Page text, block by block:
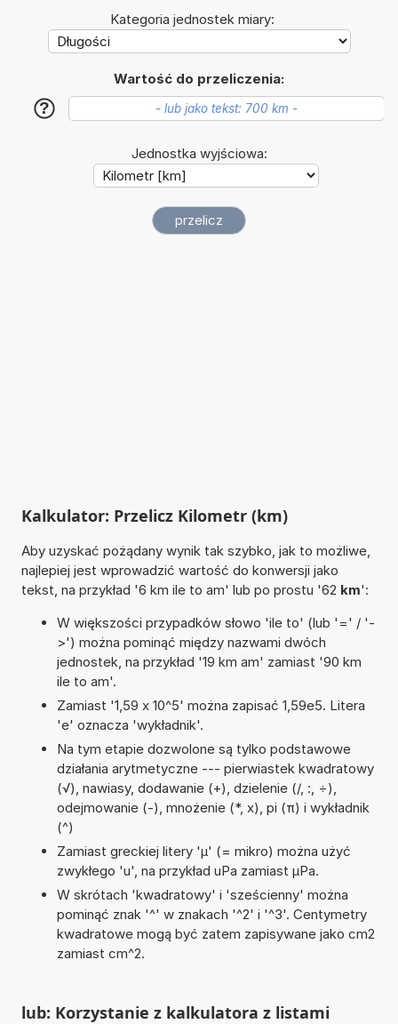
Kategoria jednostek miary:
Wartość do przeliczenia:
?
Jednostka wyjściowa:
Kalkulator: Przelicz Kilometr (km)
Aby uzyskać pożądany wynik tak szybko, jak to możliwe,
najlepiej jest wprowadzić wartość do konwersji jako
tekst, na przykład '6 km ile to am' lub po prostu '62 km':
W większości przypadków słowo 'ile to' (lub '=' / '-
>') można pominąć między nazwami dwóch
jednostek, na przykład '19 km am' zamiast '90 km
ile to am'.
Zamiast '1,59 x 10^5' można zapisać 1,59e5. Litera
'e' oznacza 'wykładnik'.
Na tym etapie dozwolone są tylko podstawowe
działania arytmetyczne --- pierwiastek kwadratowy
(√), nawiasy, dodawanie (+), dzielenie (/, :, ÷),
odejmowanie (-), mnożenie (*, x), pi (π) i wykładnik
(^)
Zamiast greckiej litery 'µ' (= mikro) można użyć
zwykłego 'u', na przykład uPa zamiast µPa.
W skrótach 'kwadratowy' i 'sześcienny' można
pominąć znak '^' w znakach '^2' i '^3'. Centymetry
kwadratowe mogą być zatem zapisywane jako cm2
zamiast cm^2.
lub: Korzystanie z kalkulatora z listami